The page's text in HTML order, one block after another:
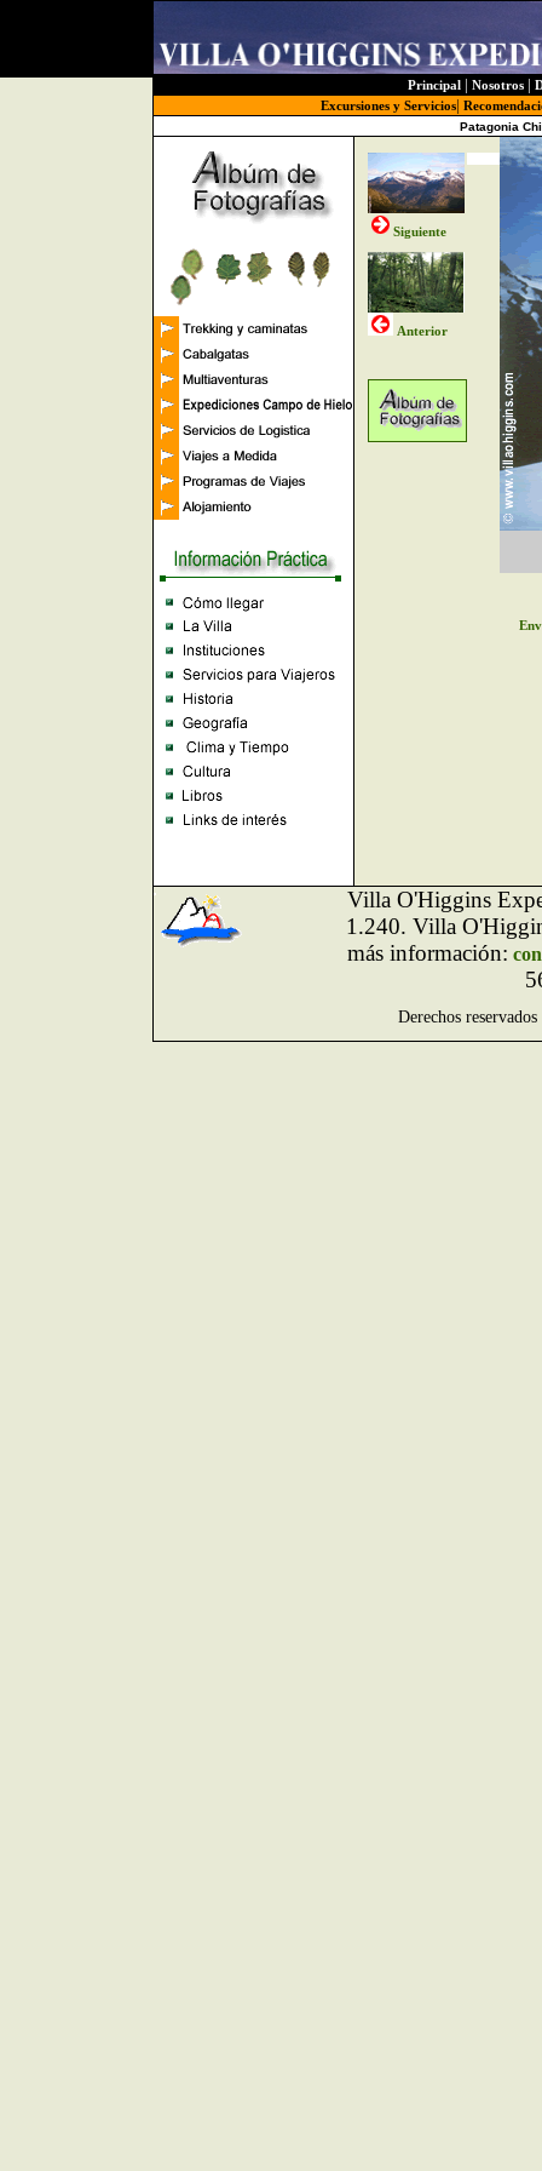
Principal | Nosotros |
Excursiones y Servicios|
Patagonia
Siguiente
Anterior
Villa O'Higgins
1.240. Villa
más información:
Derechos